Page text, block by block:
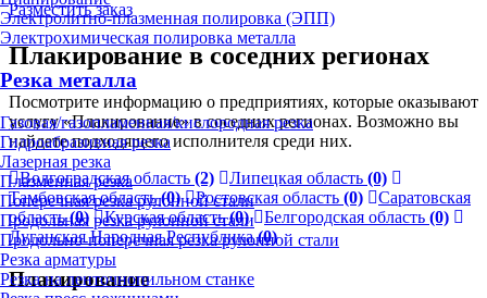
Электролитно-плазменная полировка (ЭПП)
Электрохимическая полировка металла
Резка металла
Газовая/газопламенная/кислородная резка
Гидроабразивная резка
Лазерная резка
Плазменная резка
Поперечная резка рулонной стали
Продольная резка рулонной стали
Продольно-поперечная резка рулонной стали
Резка арматуры
Резка на ленточнопильном станке
Разместить заказ
Плакирование в соседних регионах
Посмотрите информацию о предприятиях, которые оказывают
услугу «Плакирование» в соседних регионах. Возможно вы
найдете подходящего исполнителя среди них.
Волгоградская область (2) Липецкая область (0)
Тамбовская область(0) Ростовская область (0)
Саратовская
область(0) Курская область(0) Белгородская область (0)
Луганская Народная Республика(0)
Плакирование